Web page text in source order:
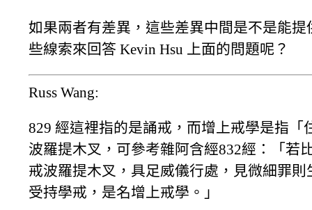
如果兩者有差異，這些差異中間是不是能提
些線索來回答 Kevin Hsu 上面的問題呢？
Russ Wang:
829 經這裡指的是誦戒，而增上戒學是指「
波羅提木叉，可參考雜阿含經832經：「若
戒波羅提木叉，具足威儀行處，見微細罪則
受持學戒，是名增上戒學。」